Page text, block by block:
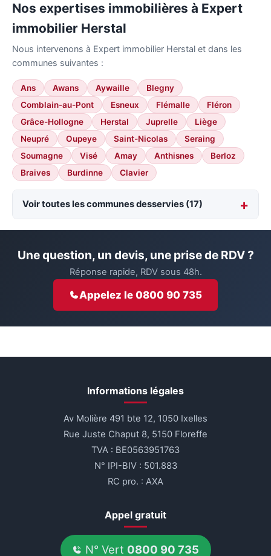
Nos expertises immobilières à Expert
immobilier Herstal
Nous intervenons à Expert immobilier Herstal et dans les
communes suivantes :
Ans Awans Aywaille
Blegny
Comblain-au-Pont
Esneux Flémalle
Fléron
Grâce-Hollogne
Herstal Juprelle
Liège
Neupré
Oupeye Saint-Nicolas
Seraing
Soumagne
Visé Amay Anthisnes
Berloz
Braives
Burdinne Clavier
Voir toutes les communes desservies (17)
Une question, un devis, une prise de RDV ?
Réponse rapide, RDV sous 48h.
Appelez le 0800 90 735
Informations légales
Av Molière 491 bte 12, 1050 Ixelles
Rue Juste Chaput 8, 5150 Floreffe
TVA : BE0563951763
N° IPI-BIV : 501.883
RC pro. : AXA
Appel gratuit
N° Vert 0800 90 735